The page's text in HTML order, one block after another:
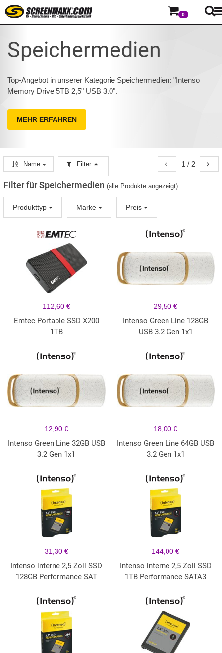
0
Speichermedien
Top-Angebot in unserer Kategorie Speichermedien: "Intenso
Memory Drive 5TB 2,5" USB 3.0".
MEHR ERFAHREN
1 / 2
Name Filter
Filter für Speichermedien (alle Produkte angezeigt)
Produkttyp Marke Preis
112,60 €
Emtec Portable SSD X200
1TB
29,50 €
Intenso Green Line 128GB
USB 3.2 Gen 1x1
12,90 €
Intenso Green Line 32GB USB
3.2 Gen 1x1
18,00 €
Intenso Green Line 64GB USB
3.2 Gen 1x1
31,30 €
Intenso interne 2,5 Zoll SSD
128GB Performance SAT
144,00 €
Intenso interne 2,5 Zoll SSD
1TB Performance SATA3